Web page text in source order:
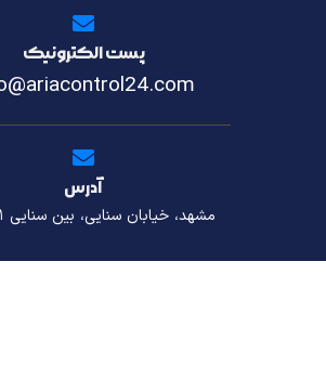
پست الکترونیک
آدرس
مشهد، خیابان سنایی، بین سنایی ۸/۱ و ۱۰